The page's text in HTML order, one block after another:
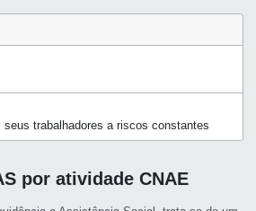
seus trabalhadores a riscos constantes
por atividade CNAE